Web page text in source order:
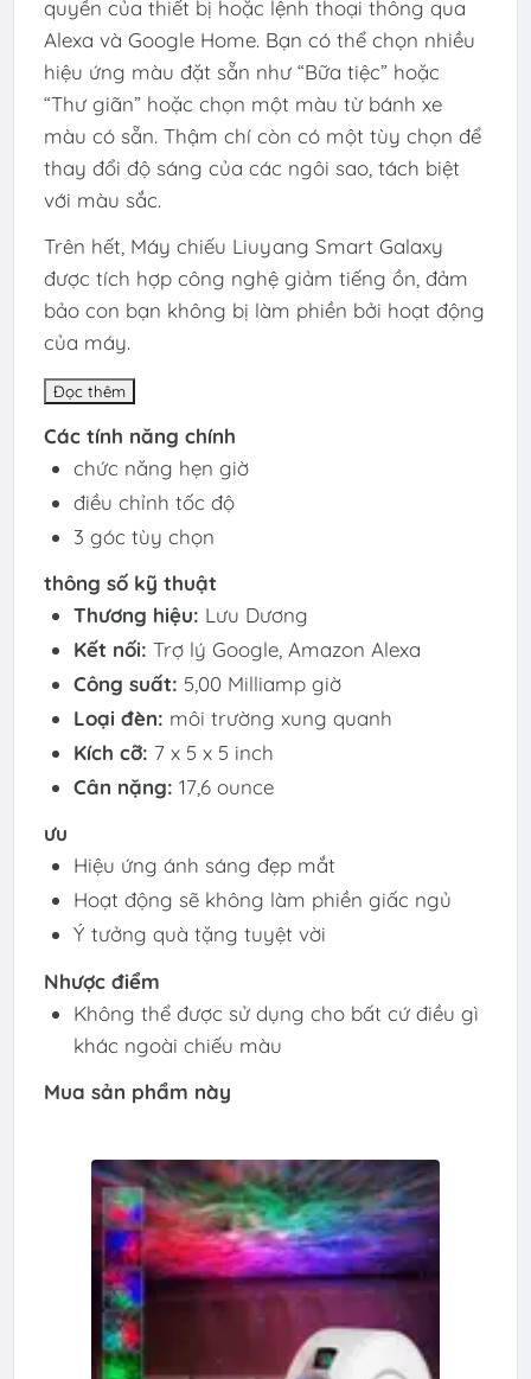
quyền của thiết bị hoặc lệnh thoại thông qua
Alexa và Google Home. Bạn có thể chọn nhiều
hiệu ứng màu đặt sẵn như “Bữa tiệc” hoặc
“Thư giãn” hoặc chọn một màu từ bánh xe
màu có sẵn. Thậm chí còn có một tùy chọn để
thay đổi độ sáng của các ngôi sao, tách biệt
với màu sắc.
Trên hết, Máy chiếu Liuyang Smart Galaxy
được tích hợp công nghệ giảm tiếng ồn, đảm
bảo con bạn không bị làm phiền bởi hoạt động
của máy.
Đọc thêm
Các tính năng chính
chức năng hẹn giờ
điều chỉnh tốc độ
3 góc tùy chọn
thông số kỹ thuật
Thương hiệu: Lưu Dương
Kết nối: ‎Trợ lý Google, Amazon Alexa
Công suất: 5,00 Milliamp giờ
Loại đèn: môi trường xung quanh
Kích cỡ: 7 x 5 x 5 inch
Cân nặng: 17,6 ounce
ưu
Hiệu ứng ánh sáng đẹp mắt
Hoạt động sẽ không làm phiền giấc ngủ
Ý tưởng quà tặng tuyệt vời
Nhược điểm
Không thể được sử dụng cho bất cứ điều gì
khác ngoài chiếu màu
Mua sản phẩm này